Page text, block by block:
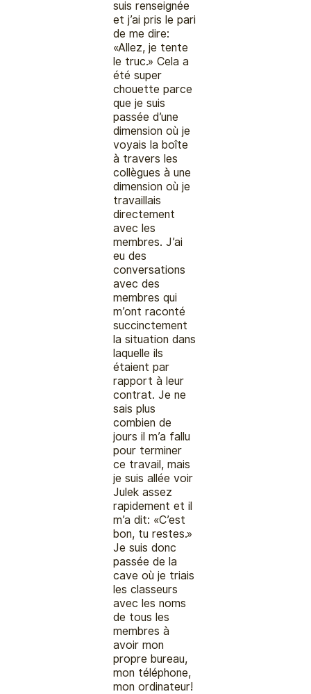
suis renseignée
et j’ai pris le pari
de me dire:
«Allez, je tente
le truc.» Cela a
été super
chouette parce
que je suis
passée d’une
dimension où je
voyais la boîte
à travers les
collègues à une
dimension où je
travaillais
directement
avec les
membres. J’ai
eu des
conversations
avec des
membres qui
m’ont raconté
succinctement
la situation dans
laquelle ils
étaient par
rapport à leur
contrat. Je ne
sais plus
combien de
jours il m’a fallu
pour terminer
ce travail, mais
je suis allée voir
Julek assez
rapidement et il
m’a dit: «C’est
bon, tu restes.»
Je suis donc
passée de la
cave où je triais
les classeurs
avec les noms
de tous les
membres à
avoir mon
propre bureau,
mon téléphone,
mon ordinateur!